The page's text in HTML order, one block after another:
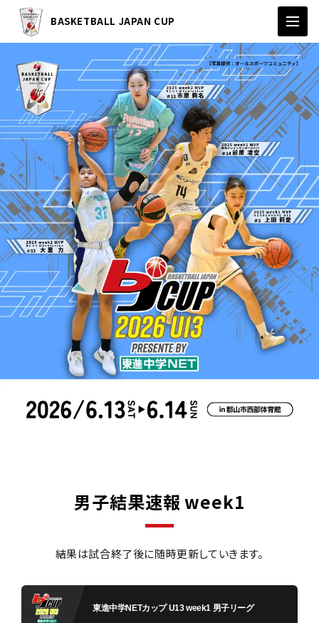
BASKETBALL JAPAN CUP
男子結果速報 week1
結果は試合終了後に随時更新していきます。